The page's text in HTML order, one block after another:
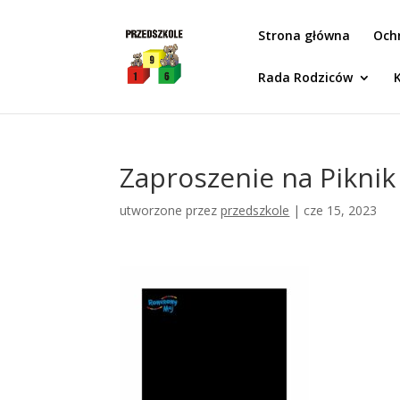
Strona główna
Rada Rodziców
Zaproszenie na
utworzone przezprzedszkole | cze 15, 2023